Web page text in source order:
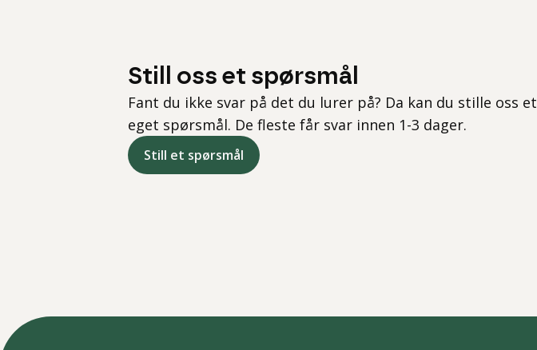
Still oss et spørsmål
Fant du ikke svar på det du lurer på? Da kan du stille oss et
eget spørsmål. De fleste får svar innen 1-3 dager.
Still et spørsmål